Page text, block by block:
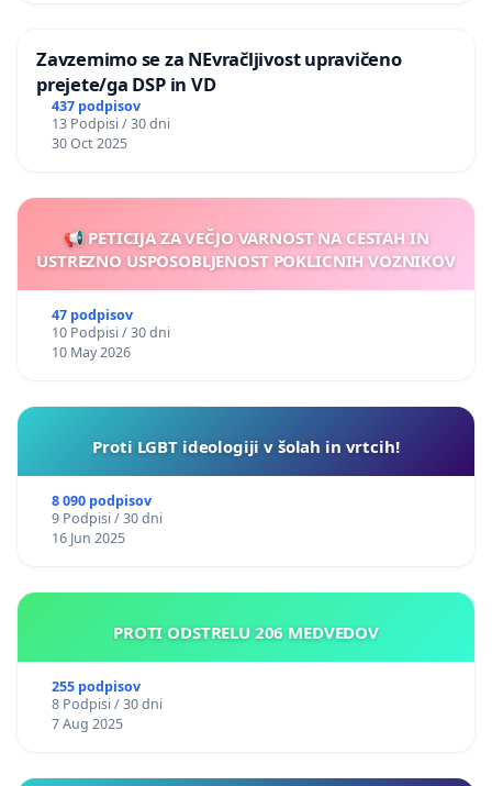
Zavzemimo se za NEvračljivost upravičeno
prejete/ga DSP in VD
437 podpisov
13 Podpisi / 30 dni
30 Oct 2025
📢 PETICIJA ZA VEČJO VARNOST NA CESTAH IN
USTREZNO USPOSOBLJENOST POKLICNIH VOZNIKOV
47 podpisov
10 Podpisi / 30 dni
10 May 2026
Proti LGBT ideologiji v šolah in vrtcih!
8 090 podpisov
9 Podpisi / 30 dni
16 Jun 2025
PROTI ODSTRELU 206 MEDVEDOV
255 podpisov
8 Podpisi / 30 dni
7 Aug 2025